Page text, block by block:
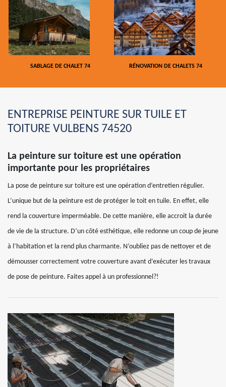
SABLAGE DE CHALET 74 RÉNOVATION DE CHALETS 74
ENTREPRISE PEINTURE SUR TUILE ET
TOITURE VULBENS 74520
La peinture sur toiture est une opération
importante pour les propriétaires
La pose de peinture sur toiture est une opération d’entretien régulier.
L’unique but de la peinture est de protéger le toit en tuile. En effet, elle
rend la couverture imperméable. De cette manière, elle accroit la durée
de vie de la structure. D’un côté esthétique, elle redonne un coup de jeune
à l’habitation et la rend plus charmante. N’oubliez pas de nettoyer et de
démousser correctement votre couverture avant d’exécuter les travaux
de pose de peinture. Faites appel à un professionnel?!